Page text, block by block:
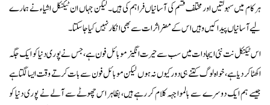
ہر کام میں سہولتیں اور مختلف قسم کی آسانیاں فراہم کی ہیں۔لیکن جہاں ان ٹیکنکل اشیاء نے ہمارے
لیے آسانیاں پیدا کیں وہیں اس کے مضر اثرات سے بھی انکار نہیں کیا جاسکتا ۔
اس ٹیکنیکل نت نئی ایجادات میں سب سے حیرت انگیز موبائل فون ہے، جس نے پوری دنیا کو ایک جگہ
اکھٹا کر دیا ہے، خواہ لوگ کتنے ہی دور کیوں نہ ہوں لیکن موبائل فون سے بات کرتے وقت ایسا لگتا ہے
جیسے ہم ایک دوسرے سے بالمواجہہ کلام کر رہے ہیں، بظاہر اس چھوٹے سے آلے نے پوری دنیا کو